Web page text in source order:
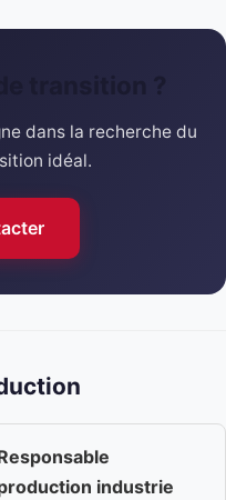
dans la recherche du
idéal.
industrie